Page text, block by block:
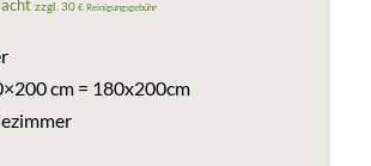
zzgl. 30€ Reinigungsgebühr
cm = 180x200cm